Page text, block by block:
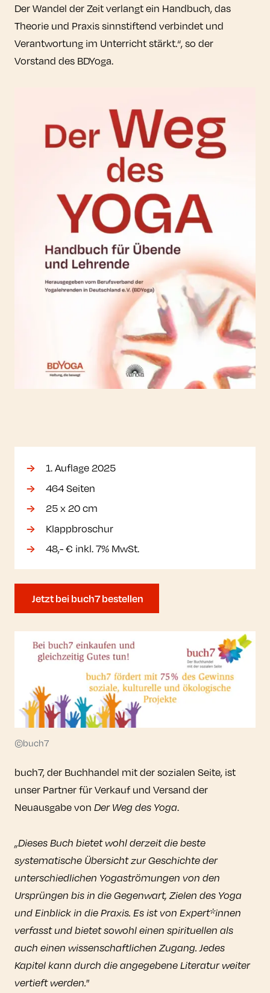
Der Wandel der Zeit verlangt ein Handbuch, das
Theorie und Praxis sinnstiftend verbindet und
Verantwortung im Unterricht stärkt.“, so der
Vorstand des BDYoga.
1. Auflage 2025
464 Seiten
25 x 20 cm
Klappbroschur
48,- € inkl. 7% MwSt.
Jetzt bei buch7 bestellen
©buch7
buch7, der Buchhandel mit der sozialen Seite, ist
unser Partner für Verkauf und Versand der
Neuausgabe von Der Weg des Yoga.
„Dieses Buch bietet wohl derzeit die beste
systematische Übersicht zur Geschichte der
unterschiedlichen Yogaströmungen von den
Ursprüngen bis in die Gegenwart, Zielen des Yoga
und Einblick in die Praxis. Es ist von Expert*innen
verfasst und bietet sowohl einen spirituellen als
auch einen wissenschaftlichen Zugang. Jedes
Kapitel kann durch die angegebene Literatur weiter
vertieft werden."